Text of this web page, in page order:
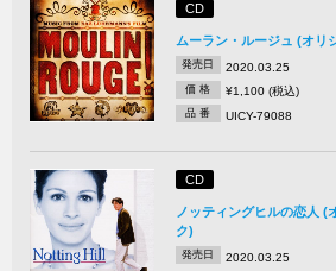
CD
ムーラン・ルージュ (オリ
発売日 2020.03.25
価 格 ¥1,100 (税込)
品 番 UICY-79088
CD
ノッティングヒルの恋人 (
ク)
発売日 2020.03.25